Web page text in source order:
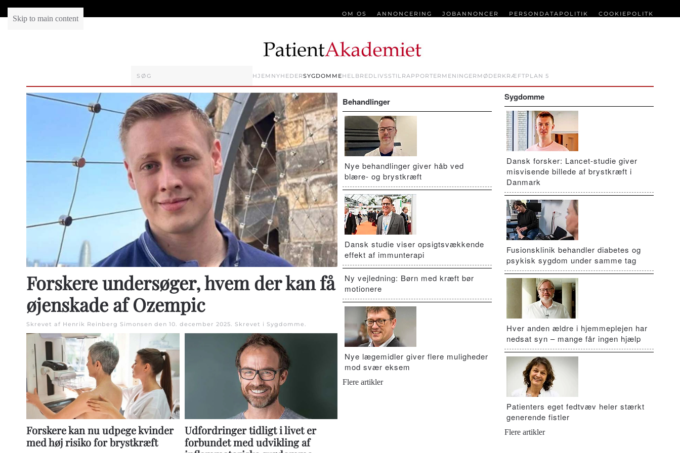
Skip to main content
OM OS ANNONCERING JOBANNONCER PERSONDATAPOLITIK COOKIEPOLITK
HJEM NYHEDERSYGDOMMEHELBREDLIVSSTILRAPPORTER MENINGER MØDER KRÆFTPLAN 5
Forskere undersøger, hvem der kan få
øjenskade af Ozempic
Skrevet af Henrik Reinberg Simonsen den 10. december 2025 . Skrevet i Sygdomme
Forskere kan nu udpege kvinder
med høj risiko for brystkræft
Udfordringer tidligt i livet er
forbundet med udvikling af
Behandlinger
Nye behandlinger giver håb ved
blære- og brystkræft
Dansk studie viser opsigtsvækkende
effekt af immunterapi
Ny vejledning: Børn med kræft bør
motionere
Nye lægemidler giver flere muligheder
mod svær eksem
Flere artikler
Sygdomme
Dansk forsker: Lancet-studie giver
misvisende billede af brystkræft i
Danmark
Fusionsklinik behandler diabetes og
psykisk sygdom under samme tag
Hver anden ældre i hjemmeplejen har
nedsat syn – mange får ingen hjælp
Patienters eget fedtvæv heler stærkt
generende fistler
Flere artikler